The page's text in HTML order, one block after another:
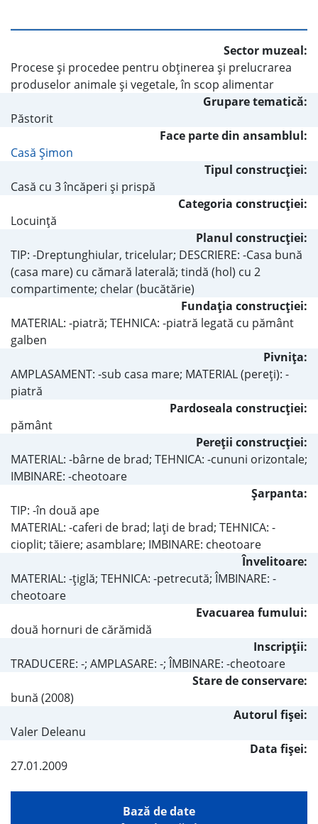
Sector muzeal:
Procese şi procedee pentru obţinerea şi prelucrarea
produselor animale şi vegetale, în scop alimentar
Grupare tematică:
Păstorit
Face parte din ansamblul:
Casă Şimon
Tipul construcţiei:
Casă cu 3 încăperi şi prispă
Categoria construcţiei:
Locuinţă
Planul construcţiei:
TIP: -Dreptunghiular, tricelular; DESCRIERE: -Casa bună
(casa mare) cu cămară laterală; tindă (hol) cu 2
compartimente; chelar (bucătărie)
Fundaţia construcţiei:
MATERIAL: -piatră; TEHNICA: -piatră legată cu pământ
galben
Pivniţa:
AMPLASAMENT: -sub casa mare; MATERIAL (pereţi): -
piatră
Pardoseala construcţiei:
pământ
Pereţii construcţiei:
MATERIAL: -bârne de brad; TEHNICA: -cununi orizontale;
IMBINARE: -cheotoare
Şarpanta:
TIP: -în două ape
MATERIAL: -caferi de brad; laţi de brad; TEHNICA: -
cioplit; tăiere; asamblare; IMBINARE: cheotoare
Învelitoare:
MATERIAL: -ţiglă; TEHNICA: -petrecută; ÎMBINARE: -
cheotoare
Evacuarea fumului:
două hornuri de cărămidă
Inscripţii:
TRADUCERE: -; AMPLASARE: -; ÎMBINARE: -cheotoare
Stare de conservare:
bună (2008)
Autorul fişei:
Valer Deleanu
Data fișei:
27.01.2009
Bază de date